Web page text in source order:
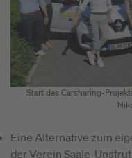
Start des Carsharing-
Eine Alternative zum
der Verein Saale-